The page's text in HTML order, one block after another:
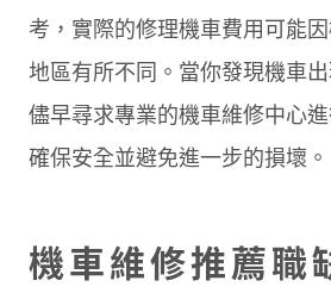
考，實際的修理機車費用可能
地區有所不同。當你發現機車
儘早尋求專業的機車維修中心
確保安全並避免進一步的損壞。
機車維修推薦職